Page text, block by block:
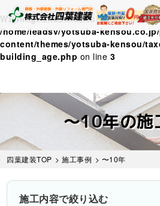
Warning: Undefined variable
/home/leadsv/yotsuba-
content/themes/yotsuba-kensou/
building_age.php on line 3
Skip
content
〜10年の施
四葉建装TOP >施工事例 > 〜10年
施工内容で絞り込む